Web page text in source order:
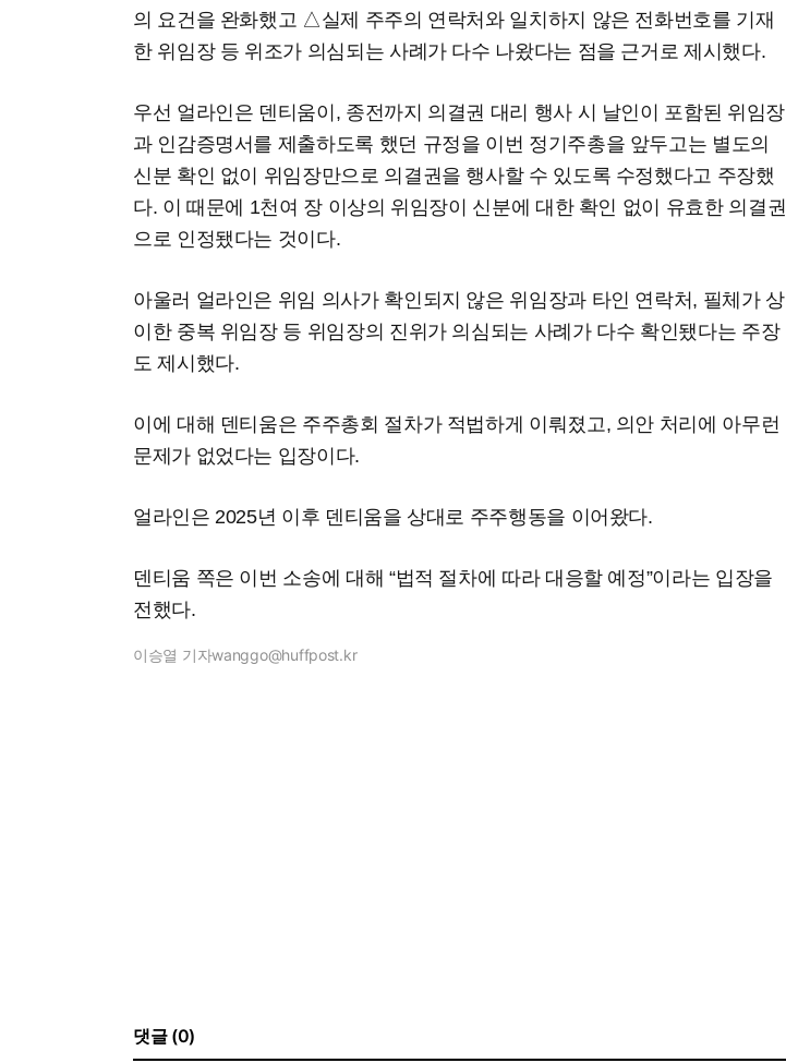
의 요건을 완화했고 △실제 주주의 연락처와 일치하지 않은 전화번호를 기재
한 위임장 등 위조가 의심되는 사례가 다수 나왔다는 점을 근거로 제시했다.
우선 얼라인은 덴티움이, 종전까지 의결권 대리 행사 시 날인이 포함된 위임장
과 인감증명서를 제출하도록 했던 규정을 이번 정기주총을 앞두고는 별도의
신분 확인 없이 위임장만으로 의결권을 행사할 수 있도록 수정했다고 주장했
다. 이 때문에 1천여 장 이상의 위임장이 신분에 대한 확인 없이 유효한 의결권
으로 인정됐다는 것이다.
아울러 얼라인은 위임 의사가 확인되지 않은 위임장과 타인 연락처, 필체가 상
이한 중복 위임장 등 위임장의 진위가 의심되는 사례가 다수 확인됐다는 주장
도 제시했다.
이에 대해 덴티움은 주주총회 절차가 적법하게 이뤄졌고, 의안 처리에 아무런
문제가 없었다는 입장이다.
얼라인은 2025년 이후 덴티움을 상대로 주주행동을 이어왔다.
덴티움 쪽은 이번 소송에 대해 “법적 절차에 따라 대응할 예정”이라는 입장을
전했다.
이승열 기자wanggo@huffpost.kr
댓글 (0)